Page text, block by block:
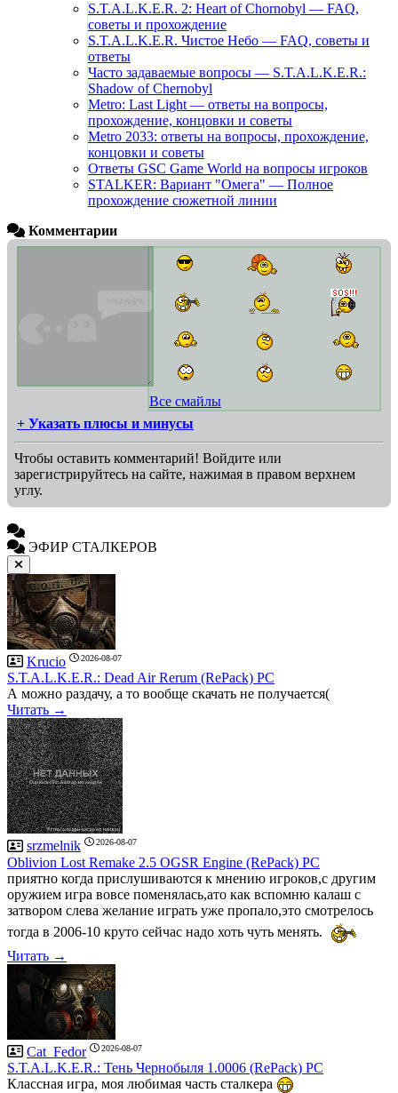
S.T.A.L.K.E.R. 2: Heart of Chornobyl — FAQ,
советы и прохождение
S.T.A.L.K.E.R. Чистое Небо — FAQ, советы и
ответы
Часто задаваемые вопросы — S.T.A.L.K.E.R.:
Shadow of Chernobyl
Metro: Last Light — ответы на вопросы,
прохождение, концовки и советы
Metro 2033: ответы на вопросы, прохождение,
концовки и советы
Ответы GSC Game World на вопросы игроков
STALKER: Вариант "Омега" — Полное
прохождение сюжетной линии
Комментарии
Все смайлы
+ Указать плюсы и минусы
Чтобы оставить комментарий! Войдите или
зарегистрируйтесь на сайте, нажимая в правом верхнем
углу.
ЭФИР СТАЛКЕРОВ
Krucio 2026-08-07
S.T.A.L.K.E.R.: Dead Air Rerum (RePack) PC
А можно раздачу, а то вообще скачать не получается(
Читать →
srzmelnik 2026-08-07
Oblivion Lost Remake 2.5 OGSR Engine (RePack) PC
приятно когда прислушиваются к мнению игроков,с другим
оружием игра вовсе поменялась,ато как вспомню калаш с
затвором слева желание играть уже пропало,это смотрелось
тогда в 2006-10 круто сейчас надо хоть чуть менять.
Читать →
Cat_Fedor 2026-08-07
S.T.A.L.K.E.R.: Тень Чернобыля 1.0006 (RePack) PC
Классная игра, моя любимая часть сталкера